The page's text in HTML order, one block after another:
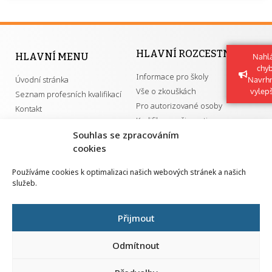
Souhlas se zpracováním
cookies
Používáme cookies k optimalizaci našich webových stránek a našich
služeb.
Přijmout
Odmítnout
HLAVNÍ MENU
Úvodní stránka
Seznam profesních kvalifikací
Kontakt
HLAVNÍ ROZCESTNÍK
Informace pro školy
Vše o zkouškách
Pro autorizované osoby
Kvalifikace a živnosti
GDPR
Národní pedagogický institut ČR
Senovážné náměstí 25
110 00 Praha 1